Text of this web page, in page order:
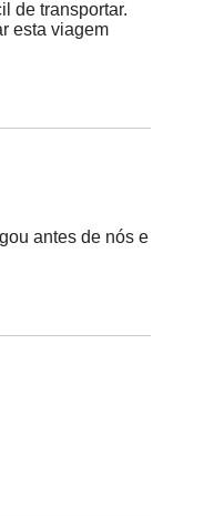
de transportar.
esta viagem
antes de nós e